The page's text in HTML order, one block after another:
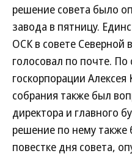
решение совета было
завода в пятницу.
ОСК в совете Северной
голосовал по почте.
госкорпорации Алексея
собрания также был
директора и главного
решение по нему
повестке дня совета,